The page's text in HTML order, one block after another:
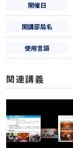
開催日
開講部局名
使用言語
関連講義